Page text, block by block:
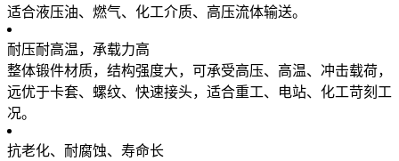
适合液压油、燃气、化工介质、高压流体输送。
耐压耐高温，承载力高
整体锻件材质，结构强度大，可承受高压、高温、冲击载荷，
远优于卡套、螺纹、快速接头，适合重工、电站、化工苛刻工
况。
抗老化、耐腐蚀、寿命长